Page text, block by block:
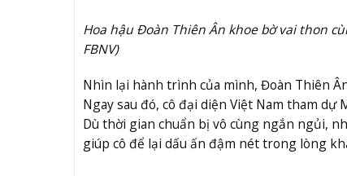
Hoa hậu Đoàn Thiên Ân khoe bờ vai thon
FBNV)
Nhìn lại hành trình của mình, Đoàn Thiên
Ngay sau đó, cô đại diện Việt Nam tham dự
Dù thời gian chuẩn bị vô cùng ngắn ngủi,
giúp cô để lại dấu ấn đậm nét trong lòng